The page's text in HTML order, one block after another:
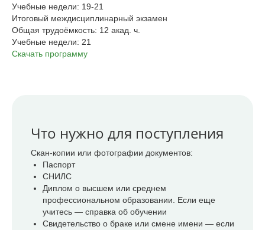
Учебные недели: 19-21
Итоговый междисциплинарный экзамен
Общая трудоёмкость: 12 акад. ч.
Учебные недели: 21
Скачать программу
Что нужно для поступления
Скан-копии или фотографии документов:
Паспорт
СНИЛС
Диплом о высшем или среднем
профессиональном образовании. Если еще
учитесь — справка об обучении
Свидетельство о браке или смене имени — если